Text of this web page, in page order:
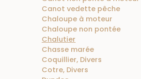
Canot vedette pêche
Chaloupe à moteur
Chaloupe non pontée
Chalutier
Chasse marée
Coquillier, Divers
Cotre, Divers